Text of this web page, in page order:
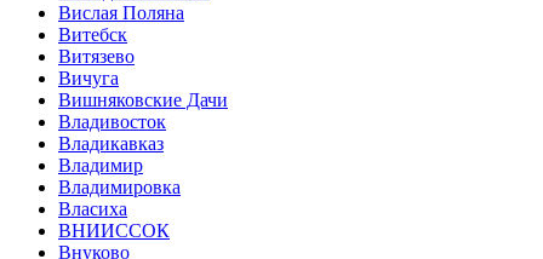
Вислая Поляна
Витебск
Витязево
Вичуга
Вишняковские Дачи
Владивосток
Владикавказ
Владимир
Владимировка
Власиха
ВНИИССОК
Внуково